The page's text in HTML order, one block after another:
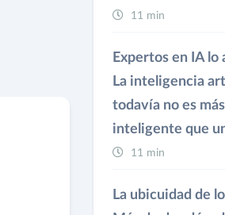
11 min
Expertos en IA lo
La inteligencia
todavía no es más
inteligente que
11 min
La ubicuidad de